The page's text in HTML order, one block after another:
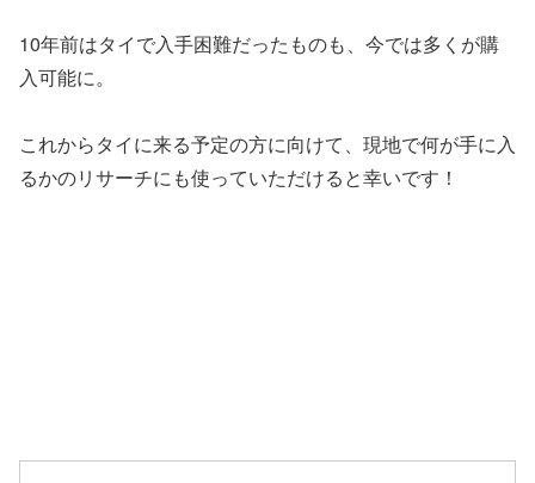
10年前はタイで入手困難だったものも、今では多くが購
入可能に。
これからタイに来る予定の方に向けて、現地で何が手に入
るかのリサーチにも使っていただけると幸いです！